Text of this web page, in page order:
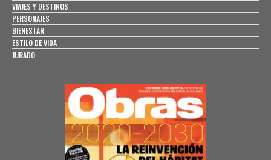
VIAJES Y DESTINOS
PERSONAJES
BIENESTAR
ESTILO DE VIDA
JURADO